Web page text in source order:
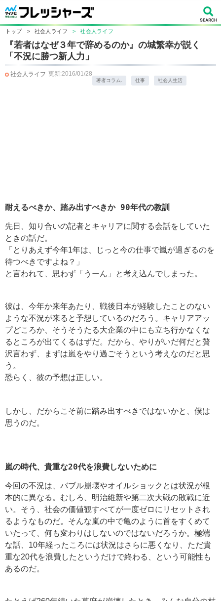
トップ > 社会人ライフ > 社会人ライフ
『若者はなぜ３年で辞めるのか』の城繁幸が説く
「不況に勝つ新人力」
社会人ライフ 更新:2016/01/28
著者コラム. 仕事 社会人生活
耐えるべきか、踏み出すべきか 90年代の教訓
先日、知り合いの記者とキャリアに関する会話をしていた
ときの話だ。
「とりあえず今年1年は、じっと今の仕事で嵐が過ぎるのを
待つべきですよね？」
と言われて、思わず「うーん」と考え込んでしまった。
彼は、今年か来年あたり、戦後日本が経験したことのない
ような不況が来ると予想しているのだろう。キャリアアッ
プどころか、そうそうたる大企業の中にも立ち行かなくな
るところが出てくるはずだ。だから、やりがいだ何だと贅
沢言わず、まずは嵐をやり過ごそうという考えなのだと思
う。
恐らく、彼の予想は正しい。
しかし、だからこそ前に踏み出すべきではないかと、僕は
思うのだ。
嵐の時代、貴重な20代を浪費しないために
今回の不況は、バブル崩壊やオイルショックとは状況が根
本的に異なる。むしろ、明治維新や第二次大戦の敗戦に近
い。そう、社会の価値観すべてが一度ゼロにリセットされ
るようなものだ。そんな嵐の中で亀のように首をすくめて
いたって、何も変わりはしないのではないだろうか。極端
な話、10年経ったころには状況はさらに悪くなり、ただ貴
重な20代を浪費したというだけで終わる、という可能性も
あるのだ。